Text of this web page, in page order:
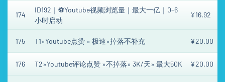
174
ID192｜⚽️Youtube视频浏览量｜最大一亿｜0-6
小时启动
¥16.92
175 T1»Youtube点赞 » 极速»掉落不补充 ¥20.00
176 T2»Youtube评论点赞 »不掉落» 3K/天» 最大50K ¥20.00